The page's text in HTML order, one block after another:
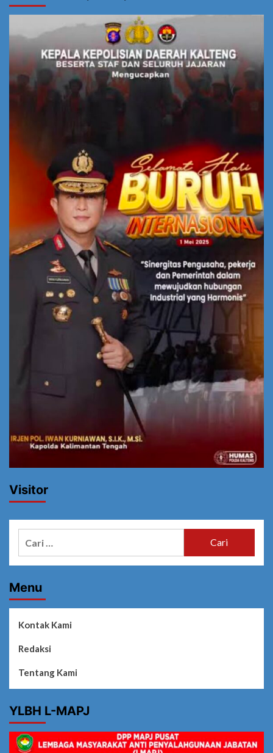
Visitor
Menu
Kontak Kami
Redaksi
Tentang Kami
YLBH L-MAPJ